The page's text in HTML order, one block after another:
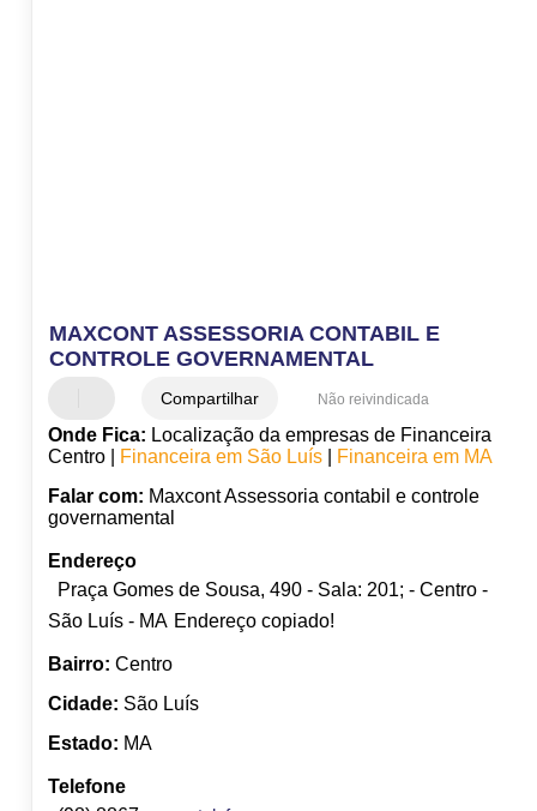
MAXCONT ASSESSORIA CONTABIL E
CONTROLE GOVERNAMENTAL
Compartilhar Não reivindicada
Onde Fica: Localização da empresas de Financeira
Centro |
Financeira em São Luís|
Financeira em MA
Falar com: Maxcont Assessoria contabil e controle
governamental
Endereço
Praça Gomes de Sousa, 490 - Sala: 201; - Centro -
São Luís - MA Endereço copiado!
Bairro: Centro
Cidade: São Luís
Estado: MA
Telefone